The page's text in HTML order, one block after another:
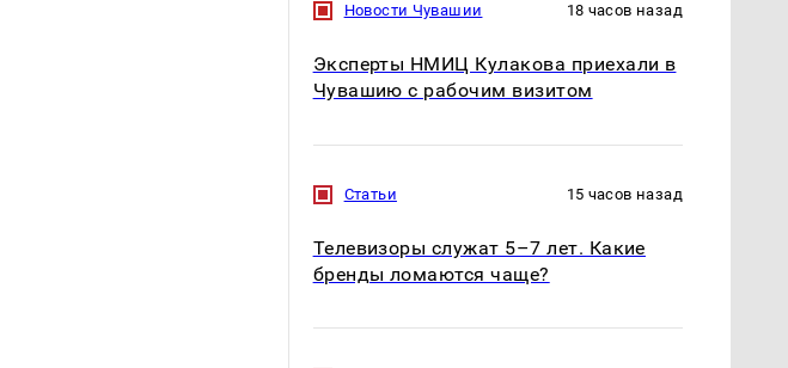
Новости Чувашии 18 часов назад
Эксперты НМИЦ Кулакова приехали в
Чувашию с рабочим визитом
Статьи 15 часов назад
Телевизоры служат 5–7 лет. Какие
бренды ломаются чаще?